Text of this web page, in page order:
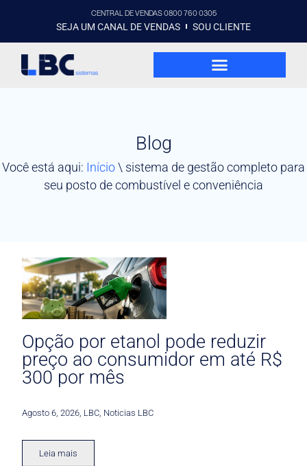
CENTRAL DE VENDAS 0800 760 0305
SEJA UM CANAL DE VENDAS SOU CLIENTE
Blog
Você está aqui: Início\ sistema de gestão completo para
seu posto de combustível e conveniência
Opção por etanol pode reduzir
preço ao consumidor em até R$
300 por mês
Agosto 6, 2026 LBC Noticias LBC
Leia mais